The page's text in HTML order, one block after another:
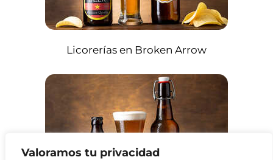
Valoramos tu privacidad
Licorerías en Broken Arrow